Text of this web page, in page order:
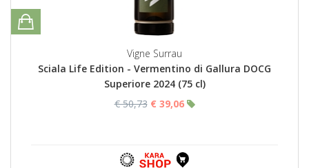
Vigne Surrau
Sciala Life Edition - Vermentino di Gallura DOCG
Superiore 2024 (75 cl)
€ 50,73 € 39,06